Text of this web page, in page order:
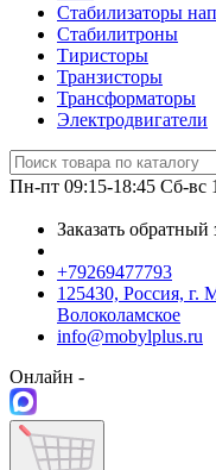
Стабилизаторы
Стабилитроны
Тиристоры
Транзисторы
Трансформаторы
Электродвигатели
Пн-пт 09:15-18:45 Сб-вс
Заказать обратный
+79269477793
125430, Россия, г.
Волоколамское
info@mobylplus.ru
Онлайн -